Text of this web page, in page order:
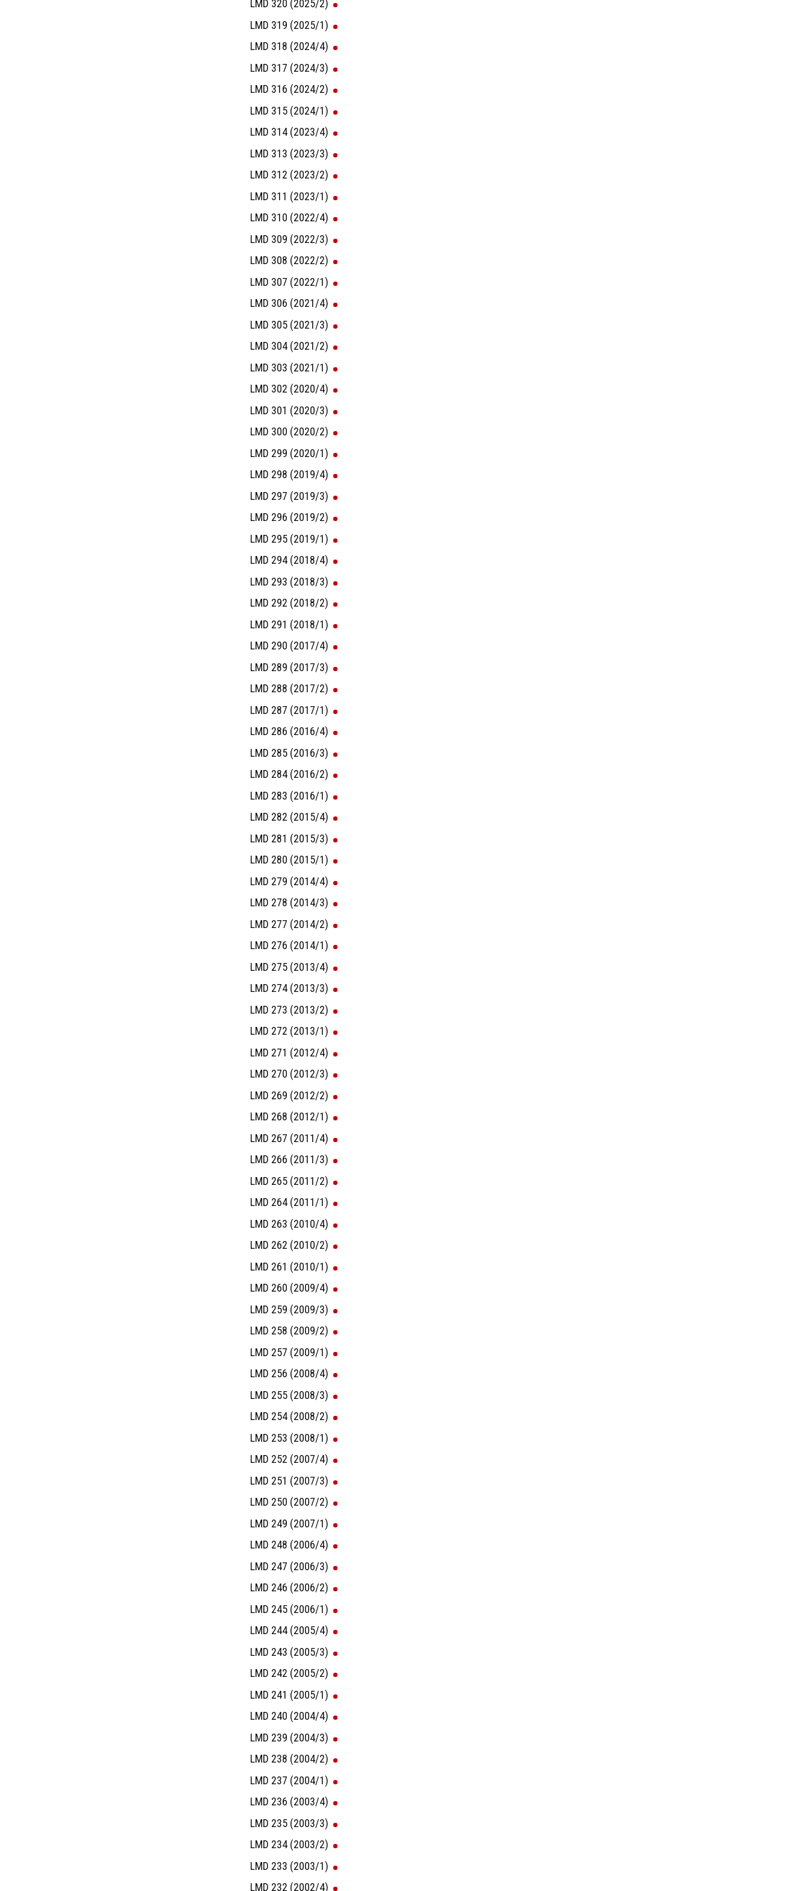
LMD 320 (2025/2)
LMD 319 (2025/1)
LMD 318 (2024/4)
LMD 317 (2024/3)
LMD 316 (2024/2)
LMD 315 (2024/1)
LMD 314 (2023/4)
LMD 313 (2023/3)
LMD 312 (2023/2)
LMD 311 (2023/1)
LMD 310 (2022/4)
LMD 309 (2022/3)
LMD 308 (2022/2)
LMD 307 (2022/1)
LMD 306 (2021/4)
LMD 305 (2021/3)
LMD 304 (2021/2)
LMD 303 (2021/1)
LMD 302 (2020/4)
LMD 301 (2020/3)
LMD 300 (2020/2)
LMD 299 (2020/1)
LMD 298 (2019/4)
LMD 297 (2019/3)
LMD 296 (2019/2)
LMD 295 (2019/1)
LMD 294 (2018/4)
LMD 293 (2018/3)
LMD 292 (2018/2)
LMD 291 (2018/1)
LMD 290 (2017/4)
LMD 289 (2017/3)
LMD 288 (2017/2)
LMD 287 (2017/1)
LMD 286 (2016/4)
LMD 285 (2016/3)
LMD 284 (2016/2)
LMD 283 (2016/1)
LMD 282 (2015/4)
LMD 281 (2015/3)
LMD 280 (2015/1)
LMD 279 (2014/4)
LMD 278 (2014/3)
LMD 277 (2014/2)
LMD 276 (2014/1)
LMD 275 (2013/4)
LMD 274 (2013/3)
LMD 273 (2013/2)
LMD 272 (2013/1)
LMD 271 (2012/4)
LMD 270 (2012/3)
LMD 269 (2012/2)
LMD 268 (2012/1)
LMD 267 (2011/4)
LMD 266 (2011/3)
LMD 265 (2011/2)
LMD 264 (2011/1)
LMD 263 (2010/4)
LMD 262 (2010/2)
LMD 261 (2010/1)
LMD 260 (2009/4)
LMD 259 (2009/3)
LMD 258 (2009/2)
LMD 257 (2009/1)
LMD 256 (2008/4)
LMD 255 (2008/3)
LMD 254 (2008/2)
LMD 253 (2008/1)
LMD 252 (2007/4)
LMD 251 (2007/3)
LMD 250 (2007/2)
LMD 249 (2007/1)
LMD 248 (2006/4)
LMD 247 (2006/3)
LMD 246 (2006/2)
LMD 245 (2006/1)
LMD 244 (2005/4)
LMD 243 (2005/3)
LMD 242 (2005/2)
LMD 241 (2005/1)
LMD 240 (2004/4)
LMD 239 (2004/3)
LMD 238 (2004/2)
LMD 237 (2004/1)
LMD 236 (2003/4)
LMD 235 (2003/3)
LMD 234 (2003/2)
LMD 233 (2003/1)
LMD 232 (2002/4)